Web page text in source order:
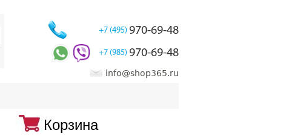
+7 (495) 970-69-48
+7 (985) 970-69-48
info@shop365.ru
Корзина